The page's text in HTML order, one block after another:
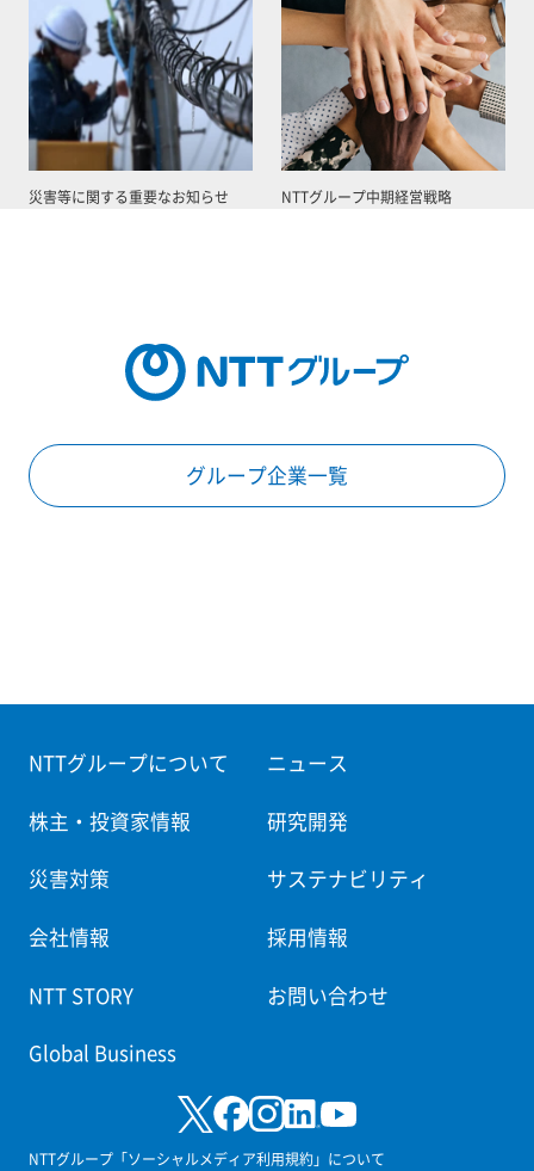
災害等に関する重要なお知らせ NTTグループ中期経営戦略
グループ企業一覧
NTTグループについて ニュース
株主・投資家情報 研究開発
災害対策 サステナビリティ
会社情報 採用情報
NTT STORY お問い合わせ
Global Business
NTTグループ「ソーシャルメディア利用規約」について